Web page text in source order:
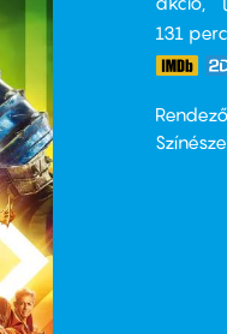
131 perc,
Rendező